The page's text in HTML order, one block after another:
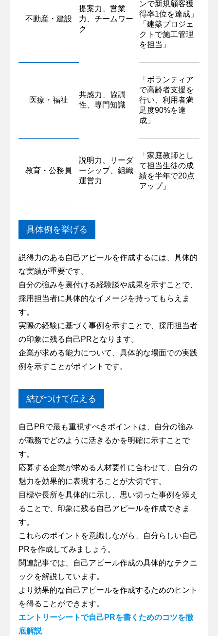
不動産・建設
提案力、営業
力、チームワー
ク
ンで新規顧客獲
得率1位を達成」
「建築プロジェ
クトで施工管理
を担当」
医療・福祉
共感力、協調
性、専門知識
「ボランティア
で高齢者支援を
行い、利用者満
足度90%を達
成」
教育・公務員
説明力、リーダ
ーシップ、組織
運営力
「家庭教師とし
て担当生徒の成
績を半年で20点
アップ」
具体例を挙げる
説得力のある自己アピールを作成するには、具体的
な実績が重要です。
自分の強みを裏付ける経験談や成果を示すことで、
採用担当者に具体的なイメージを持ってもらえま
す。
実際の経験に基づく事例を示すことで、採用担当者
の印象に残る自己PRとなります。
企業が求める能力について、具体的な場面での実践
例を示すことがポイントです。
結びつけて伝える
自己PRで最も重視すべきポイントは、自分の強み
が職務でどのように活きるかを明確に示すことで
す。
応募する企業が求める人材要件に合わせて、自分の
魅力を効果的に表現することが大切です。
目標や長所を具体的に示し、思い切った事例を添え
ることで、印象に残る自己アピールを作成できま
す。
これらのポイントを意識しながら、自分らしい自己
PRを作成してみましょう。
関連記事では、自己アピール作成の具体的なテクニ
ックを解説しています。
より効果的な自己アピールを作成するためのヒント
を得ることができます。
エントリーシートで自己PRを書くためのコツを徹
底解説